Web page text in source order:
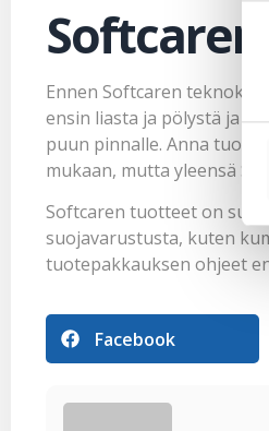
Ennen Softcaren
ensin liasta ja pölystä ja
puun pinnalle. Anna
mukaan, mutta yleensä
Softcaren tuotteet on
suojavarustusta, kuten
tuotepakkauksen ohjeet
Facebook